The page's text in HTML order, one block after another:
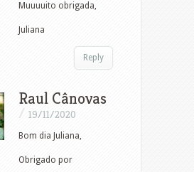
Muuuuito obrigada,
Juliana
Reply
Raul Cânovas
/ 19/11/2020
Bom dia Juliana,
Obrigado por